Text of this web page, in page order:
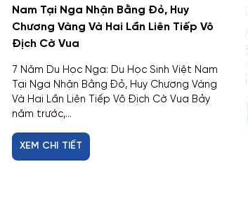
Nam Tại Nga Nhận Bằng Đỏ, Huy
Chương Vàng Và Hai Lần Liên Tiếp Vô
Địch Cờ Vua
7 Năm Du Học Nga: Du Học Sinh Việt Nam
Tại Nga Nhận Bằng Đỏ, Huy Chương Vàng
Và Hai Lần Liên Tiếp Vô Địch Cờ Vua Bảy
năm trước,...
XEM CHI TIẾT